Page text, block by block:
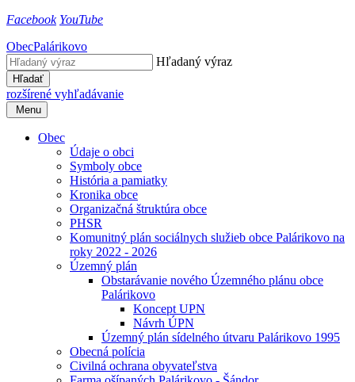
Facebook YouTube
ObecPalárikovo
Hľadaný výraz
Hľadať
rozšírené vyhľadávanie
Menu
Obec
Údaje o obci
Symboly obce
História a pamiatky
Kronika obce
Organizačná štruktúra obce
PHSR
Komunitný plán sociálnych služieb obce Palárikovo na
roky 2022 - 2026
Územný plán
Obstarávanie nového Územného plánu obce
Palárikovo
Koncept UPN
Návrh ÚPN
Územný plán sídelného útvaru Palárikovo 1995
Obecná polícia
Civilná ochrana obyvateľstva